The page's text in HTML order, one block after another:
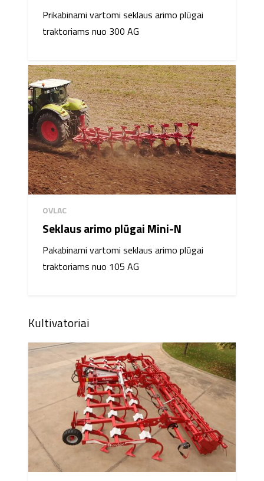
Prikabinami vartomi seklaus arimo plūgai
traktoriams nuo 300 AG
OVLAC
Seklaus arimo plūgai Mini-N
Pakabinami vartomi seklaus arimo plūgai
traktoriams nuo 105 AG
Kultivatoriai